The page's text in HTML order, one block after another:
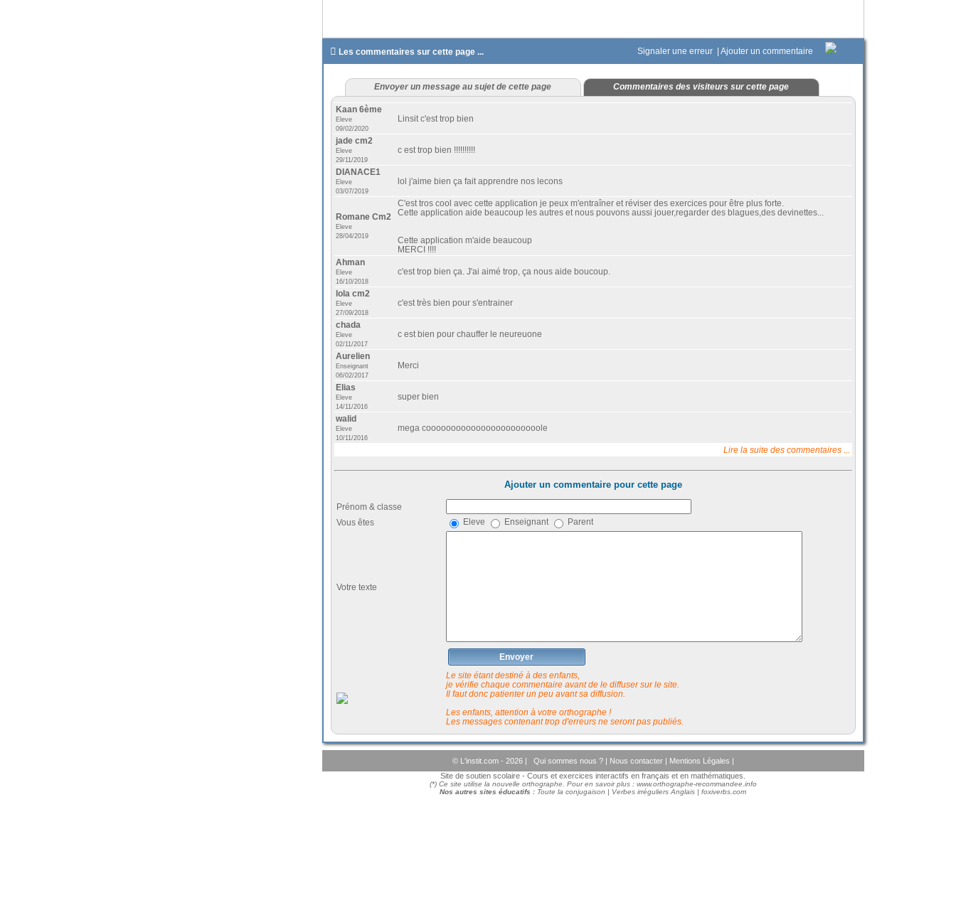
 Les commentaires sur cette page ... Signaler une erreur Ajouter un commentaire
Envoyer un message au sujet de cette page Commentaires des visiteurs sur cette page
Kaan 6ème
Eleve
09/02/2020
Linsit c'est trop bien
jade cm2
Eleve
29/11/2019
c est trop bien !!!!!!!!!!
DIANACE1
Eleve
03/07/2019
lol j'aime bien ça fait apprendre nos lecons
Romane Cm2
Eleve
28/04/2019
C'est tros cool avec cette application je peux m'entraîner et réviser des exercices pour être plus forte.
Cette application aide beaucoup les autres et nous pouvons aussi jouer,regarder des blagues,des devinettes...
Cette application m'aide beaucoup
MERCI !!!!
Ahman
Eleve
16/10/2018
c'est trop bien ça. J'ai aimé trop, ça nous aide boucoup.
lola cm2
Eleve
27/09/2018
c'est très bien pour s'entrainer
chada
Eleve
02/11/2017
c est bien pour chauffer le neureuone
Aurelien
Enseignant
06/02/2017
Merci
Elias
Eleve
14/11/2016
super bien
walid
Eleve
10/11/2016
mega cooooooooooooooooooooooole
Lire la suite des commentaires ...
Ajouter un commentaire pour cette page
Prénom & classe
Vous êtes
Eleve Enseignant Parent
Votre texte
Envoyer
Le site étant destiné à des enfants,
je vérifie chaque commentaire avant de le diffuser sur le site.
Il faut donc patienter un peu avant sa diffusion.
Les enfants, attention à votre orthographe !
Les messages contenant trop d'erreurs ne seront pas publiés.
© L'instit.com - 2026 | Qui sommes nous ? Nous contacter Mentions Légales
Site de soutien scolaire - Cours et exercices interactifs en français et en mathématiques.
(*) Ce site utilise la nouvelle orthographe. Pour en savoir plus : www.orthographe-recommandee.info
Nos autres sites éducatifs : Toute la conjugaison | Verbes irréguliers Anglais | foxiverbs.com